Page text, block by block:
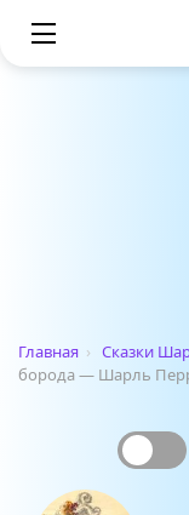
Главная › Сказки
борода — Шарль